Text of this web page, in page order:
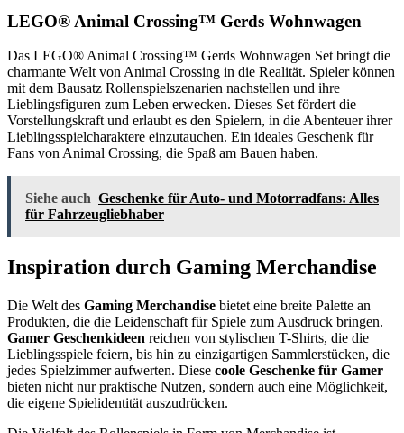
LEGO® Animal Crossing™ Gerds Wohnwagen
Das LEGO® Animal Crossing™ Gerds Wohnwagen Set bringt die
charmante Welt von Animal Crossing in die Realität. Spieler können
mit dem Bausatz Rollenspielszenarien nachstellen und ihre
Lieblingsfiguren zum Leben erwecken. Dieses Set fördert die
Vorstellungskraft und erlaubt es den Spielern, in die Abenteuer ihrer
Lieblingsspielcharaktere einzutauchen. Ein ideales Geschenk für
Fans von Animal Crossing, die Spaß am Bauen haben.
Siehe auch Geschenke für Auto- und Motorradfans: Alles
für Fahrzeugliebhaber
Inspiration durch Gaming Merchandise
Die Welt des Gaming Merchandise bietet eine breite Palette an
Produkten, die die Leidenschaft für Spiele zum Ausdruck bringen.
Gamer Geschenkideen reichen von stylischen T-Shirts, die die
Lieblingsspiele feiern, bis hin zu einzigartigen Sammlerstücken, die
jedes Spielzimmer aufwerten. Diese coole Geschenke für Gamer
bieten nicht nur praktische Nutzen, sondern auch eine Möglichkeit,
die eigene Spielidentität auszudrücken.